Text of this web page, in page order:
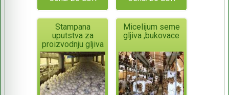
Stampana
uputstva za
proizvodnju gljiva
Micelijum seme
gljiva ,bukovace